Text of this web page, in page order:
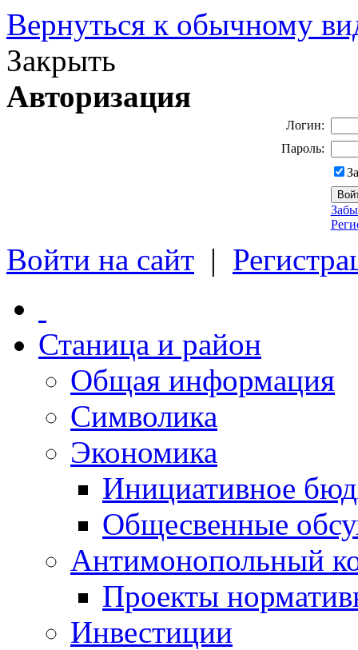
Вернуться к обычному
Закрыть
Авторизация
Логин:
Пароль:
Войти на сайт |
Станица и район
Общая информация
Символика
Экономика
Инициативное
Общесвенные
Антимонопольный
Проекты
Инвестиции